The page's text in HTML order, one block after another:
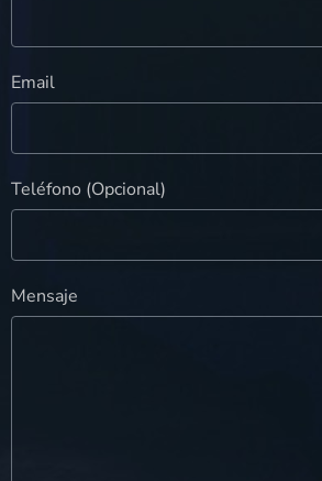
Email
Teléfono (Opcional)
Mensaje